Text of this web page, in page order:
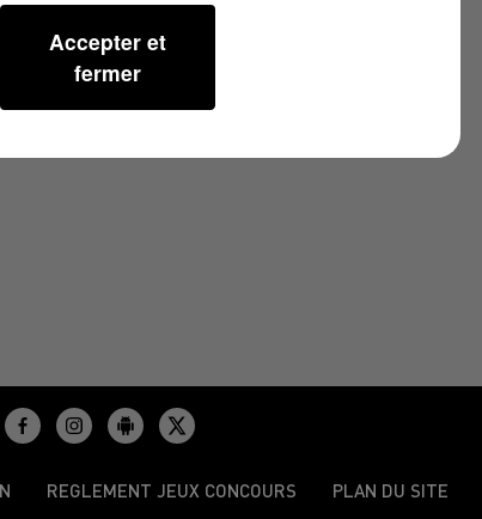
REGLEMENT JEUX CONCOURS PLAN DU SITE
Accepter et
fermer